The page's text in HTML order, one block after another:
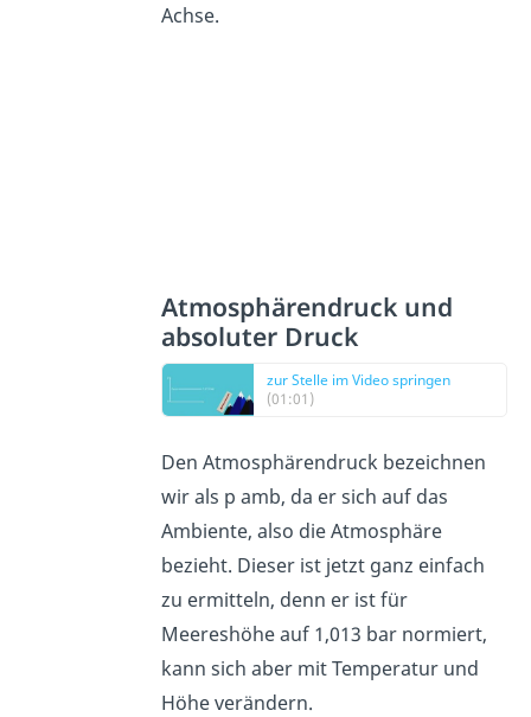
Achse.
Atmosphärendruck und
absoluter Druck
zur Stelle im Video springen
(01:01)
Den Atmosphärendruck bezeichnen
wir als p amb, da er sich auf das
Ambiente, also die Atmosphäre
bezieht. Dieser ist jetzt ganz einfach
zu ermitteln, denn er ist für
Meereshöhe auf 1,013 bar normiert,
kann sich aber mit Temperatur und
Höhe verändern.